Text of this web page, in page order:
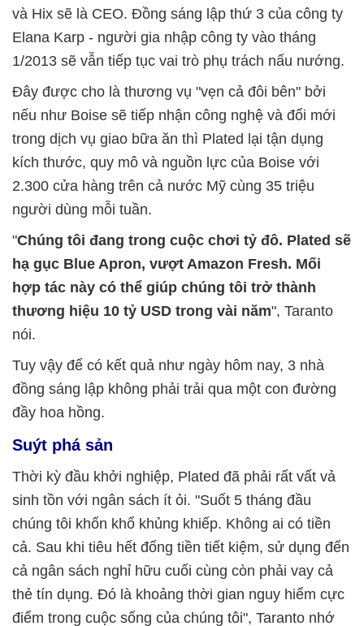
và Hix sẽ là CEO. Đồng sáng lập thứ 3 của công ty
Elana Karp - người gia nhập công ty vào tháng
1/2013 sẽ vẫn tiếp tục vai trò phụ trách nấu nướng.
Đây được cho là thương vụ "vẹn cả đôi bên" bởi
nếu như Boise sẽ tiếp nhận công nghệ và đổi mới
trong dịch vụ giao bữa ăn thì Plated lại tận dụng
kích thước, quy mô và nguồn lực của Boise với
2.300 cửa hàng trên cả nước Mỹ cùng 35 triệu
người dùng mỗi tuần.
"Chúng tôi đang trong cuộc chơi tỷ đô. Plated sẽ
hạ gục Blue Apron, vượt Amazon Fresh. Mối
hợp tác này có thể giúp chúng tôi trở thành
thương hiệu 10 tỷ USD trong vài năm", Taranto
nói.
Tuy vậy để có kết quả như ngày hôm nay, 3 nhà
đồng sáng lập không phải trải qua một con đường
đầy hoa hồng.
Suýt phá sản
Thời kỳ đầu khởi nghiệp, Plated đã phải rất vất vả
sinh tồn với ngân sách ít ỏi. "Suốt 5 tháng đầu
chúng tôi khốn khổ khủng khiếp. Không ai có tiền
cả. Sau khi tiêu hết đống tiền tiết kiệm, sử dụng đến
cả ngân sách nghỉ hữu cuối cùng còn phải vay cả
thẻ tín dụng. Đó là khoảng thời gian nguy hiểm cực
điểm trong cuộc sống của chúng tôi", Taranto nhớ